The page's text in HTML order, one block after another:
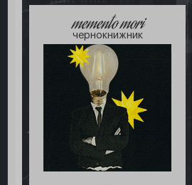
memento mori
чернокнижник